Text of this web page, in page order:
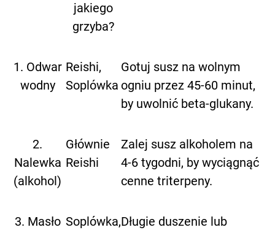
jakiego
grzyba?
1. Odwar
wodny
Reishi,
Soplówka
Gotuj susz na wolnym
ogniu przez 45-60 minut,
by uwolnić beta-glukany.
2.
Nalewka
(alkohol)
Głównie
Reishi
Zalej susz alkoholem na
4-6 tygodni, by wyciągnąć
cenne triterpeny.
3. Masło Soplówka,Długie duszenie lub